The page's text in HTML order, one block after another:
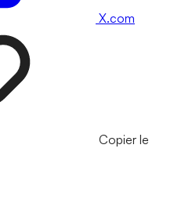
X.com
Copier le